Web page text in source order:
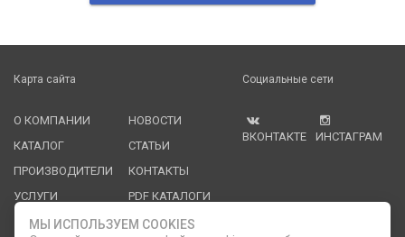
Карта сайта
О КОМПАНИИ
КАТАЛОГ
ПРОИЗВОДИТЕЛИ
УСЛУГИ
НОВОСТИ
СТАТЬИ
КОНТАКТЫ
PDF КАТАЛОГИ
ОПЛАТА И
Социальные сети
ВКОНТАКТЕ ИНСТАГРАМ
МЫ ИСПОЛЬЗУЕМ COOKIES